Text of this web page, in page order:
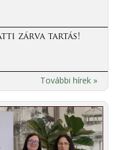
zárva tartás!
További hírek »